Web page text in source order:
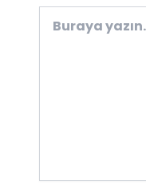
yazın..